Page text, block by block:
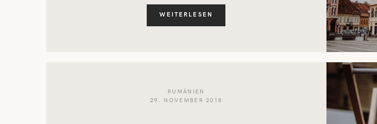
WEITERLESEN
RUMÄNIEN
29. NOVEMBER 2018